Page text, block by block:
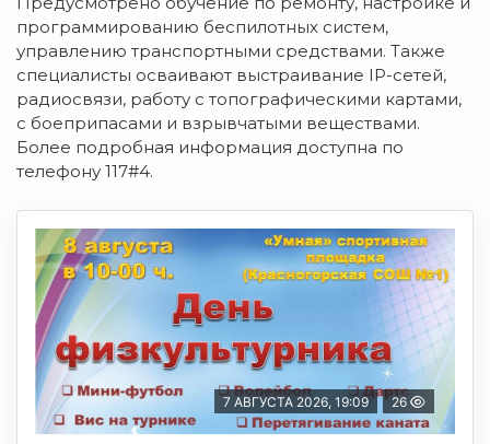
программированию беспилотных систем,
управлению транспортными средствами. Также
специалисты осваивают выстраивание IP-сетей,
радиосвязи, работу с топографическими картами,
с боеприпасами и взрывчатыми веществами.
Более подробная информация доступна по
телефону 117#4.
7 АВГУСТА 2026, 19:09 26